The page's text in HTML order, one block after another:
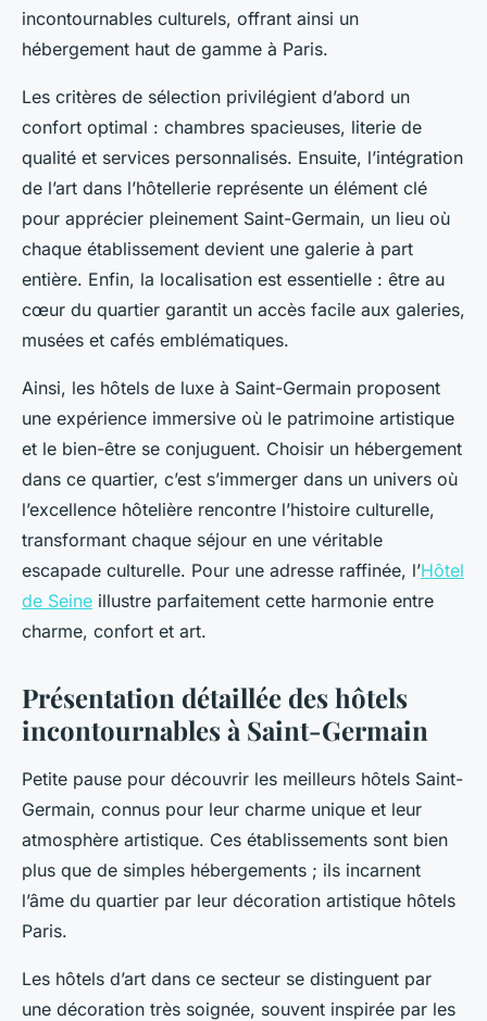
incontournables culturels, offrant ainsi un
hébergement haut de gamme à Paris.
Les critères de sélection privilégient d’abord un
confort optimal : chambres spacieuses, literie de
qualité et services personnalisés. Ensuite, l’intégration
de l’art dans l’hôtellerie représente un élément clé
pour apprécier pleinement Saint-Germain, un lieu où
chaque établissement devient une galerie à part
entière. Enfin, la localisation est essentielle : être au
cœur du quartier garantit un accès facile aux galeries,
musées et cafés emblématiques.
Ainsi, les hôtels de luxe à Saint-Germain proposent
une expérience immersive où le patrimoine artistique
et le bien-être se conjuguent. Choisir un hébergement
dans ce quartier, c’est s’immerger dans un univers où
l’excellence hôtelière rencontre l’histoire culturelle,
transformant chaque séjour en une véritable
escapade culturelle. Pour une adresse raffinée, l’Hôtel
de Seine illustre parfaitement cette harmonie entre
charme, confort et art.
Présentation détaillée des hôtels
incontournables à Saint-Germain
Petite pause pour découvrir les meilleurs hôtels Saint-
Germain, connus pour leur charme unique et leur
atmosphère artistique. Ces établissements sont bien
plus que de simples hébergements ; ils incarnent
l’âme du quartier par leur décoration artistique hôtels
Paris.
Les hôtels d’art dans ce secteur se distinguent par
une décoration très soignée, souvent inspirée par les